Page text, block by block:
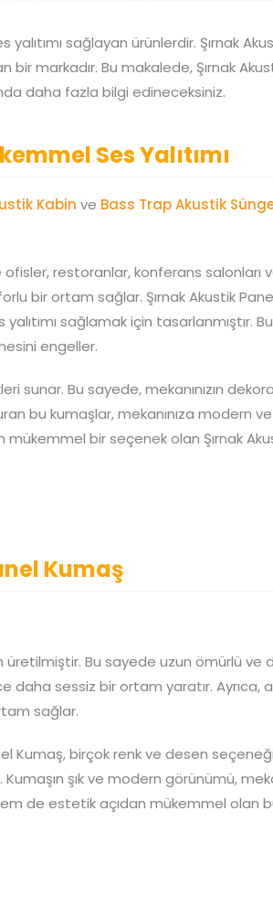
sağlayan ürünlerdir. Şırnak
markadır. Bu makalede, Şırnak
daha fazla bilgi edineceksiniz.
Ses Yalıtımı
Kabin ve Bass Trap Akustik
ofisler, restoranlar, konferans salonları
bir ortam sağlar. ŞırnakAkustik
sağlamak için tasarlanmıştır.
engeller.
sunar. Bu sayede, mekanınızın
bu kumaşlar, mekanınıza modern ve
bir seçenek olan Şırnak
Kumaş
Bu sayede uzun ömürlü ve
daha sessiz bir ortam yaratır. Ayrıca,
sağlar.
Kumaş, birçok renk ve desen
şık ve modern görünümü,
de estetik açıdan mükemmel olan